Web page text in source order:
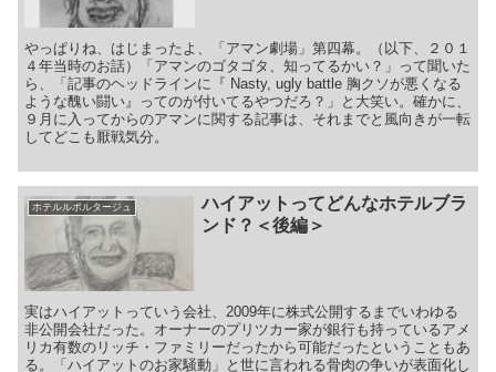
やっぱりね、はじまったよ、「アマン劇場」第四幕。（以下、２０１
４年当時のお話）「アマンのゴタゴタ、知ってるかい？」って聞いた
ら、「記事のヘッドラインに『 Nasty, ugly battle 胸クソが悪くなる
ような醜い闘い』ってのが付いてるやつだろ？」と大笑い。確かに、
９月に入ってからのアマンに関する記事は、それまでと風向きが一転
してどこも厭戦気分。
ホテルルポルタージュ
ハイアットってどんなホテルブラ
ンド？＜後編＞
実はハイアットっていう会社、2009年に株式公開するまでいわゆる
非公開会社だった。オーナーのプリツカー家が銀行も持っているアメ
リカ有数のリッチ・ファミリーだったから可能だったということもあ
る。「ハイアットのお家騒動」と世に言われる骨肉の争いが表面化し